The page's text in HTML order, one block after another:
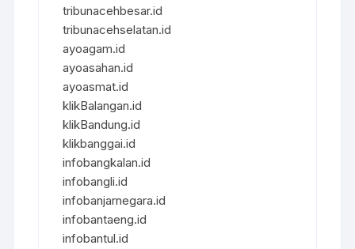
tribunacehbesar.id
tribunacehselatan.id
ayoagam.id
ayoasahan.id
ayoasmat.id
klikBalangan.id
klikBandung.id
klikbanggai.id
infobangkalan.id
infobangli.id
infobanjarnegara.id
infobantaeng.id
infobantul.id